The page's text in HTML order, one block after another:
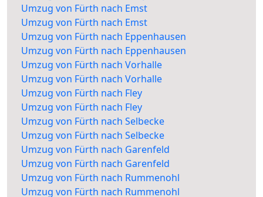
Umzug von Fürth nach Emst
Umzug von Fürth nach Emst
Umzug von Fürth nach Eppenhausen
Umzug von Fürth nach Eppenhausen
Umzug von Fürth nach Vorhalle
Umzug von Fürth nach Vorhalle
Umzug von Fürth nach Fley
Umzug von Fürth nach Fley
Umzug von Fürth nach Selbecke
Umzug von Fürth nach Selbecke
Umzug von Fürth nach Garenfeld
Umzug von Fürth nach Garenfeld
Umzug von Fürth nach Rummenohl
Umzug von Fürth nach Rummenohl